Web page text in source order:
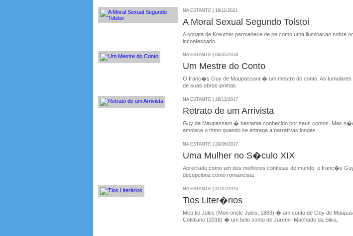
NA ESTANTE | 19/11/2021
A Moral Sexual Segundo Tolstoi
A sonata de Kreutzer permanece de pe como uma iluminacao sobre
inconfessado
NA ESTANTE | 06/05/2018
Um Mestre do Conto
O franc�s Guy de Maupassant � um mestre do conto. As
de suas obras-primas
NA ESTANTE | 28/12/2017
Retrato de um Arrivista
Guy de Maupassant � bastante conhecido por seus contos. Mas
amolece o ritmo quando se entrega a narrativas longas
NA ESTANTE | 29/06/2017
Uma Mulher no S�culo XIX
Apreciado como um dos melhores contistas do mundo, o franc�s
decepciona como romancista
NA ESTANTE | 31/07/2016
Tios Liter�rios
Meu tio Jules (Mon oncle Jules, 1883) � um conto de Guy de
Cotidiano (2016) � um belo conto de Juremir Machado da Silva.